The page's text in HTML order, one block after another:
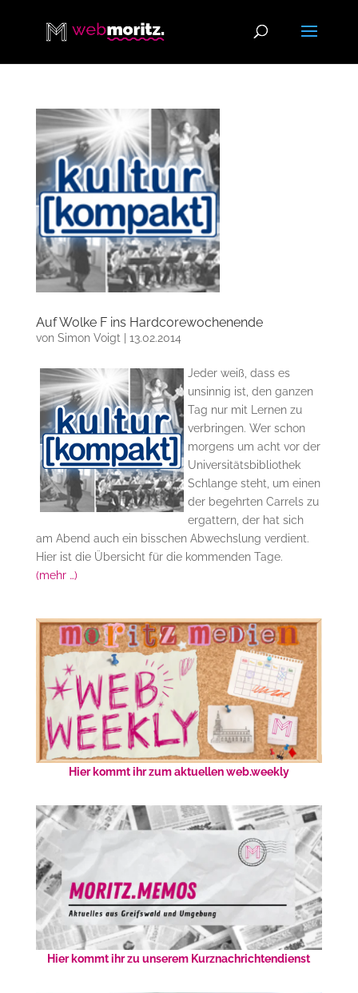
Auf Wolke F ins Hardcorewochenende
von Simon Voigt 13.02.2014
Jeder weiß, dass es
unsinnig ist, den ganzen
Tag nur mit Lernen zu
verbringen. Wer schon
morgens um acht vor der
Universitätsbibliothek
Schlange steht, um einen
der begehrten Carrels zu
ergattern, der hat sich
am Abend auch ein bisschen Abwechslung verdient.
Hier ist die Übersicht für die kommenden Tage.
(mehr …)
Hier kommt ihr zum aktuellen web.weekly
Hier kommt ihr zu unserem Kurznachrichtendienst